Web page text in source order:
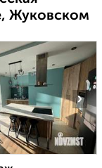
Жуковском
›